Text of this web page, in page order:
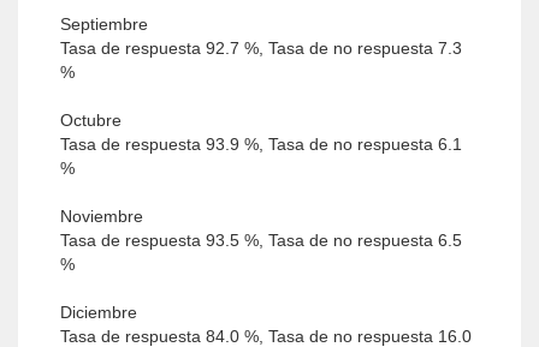
Septiembre
Tasa de respuesta 92.7 %, Tasa de no respuesta 7.3
%
Octubre
Tasa de respuesta 93.9 %, Tasa de no respuesta 6.1
%
Noviembre
Tasa de respuesta 93.5 %, Tasa de no respuesta 6.5
%
Diciembre
Tasa de respuesta 84.0 %, Tasa de no respuesta 16.0